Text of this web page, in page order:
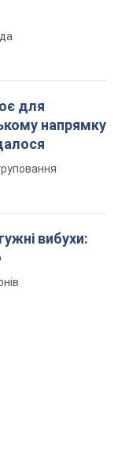
для
напрямку
вибухи: